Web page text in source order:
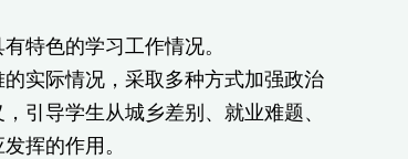
特色的学习工作情况。
实际情况，采取多种方式加强政治
引导学生从城乡差别、就业难题、
挥的作用。